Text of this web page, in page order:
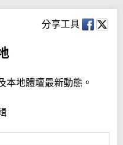
分享工具
本地體壇最新動態。